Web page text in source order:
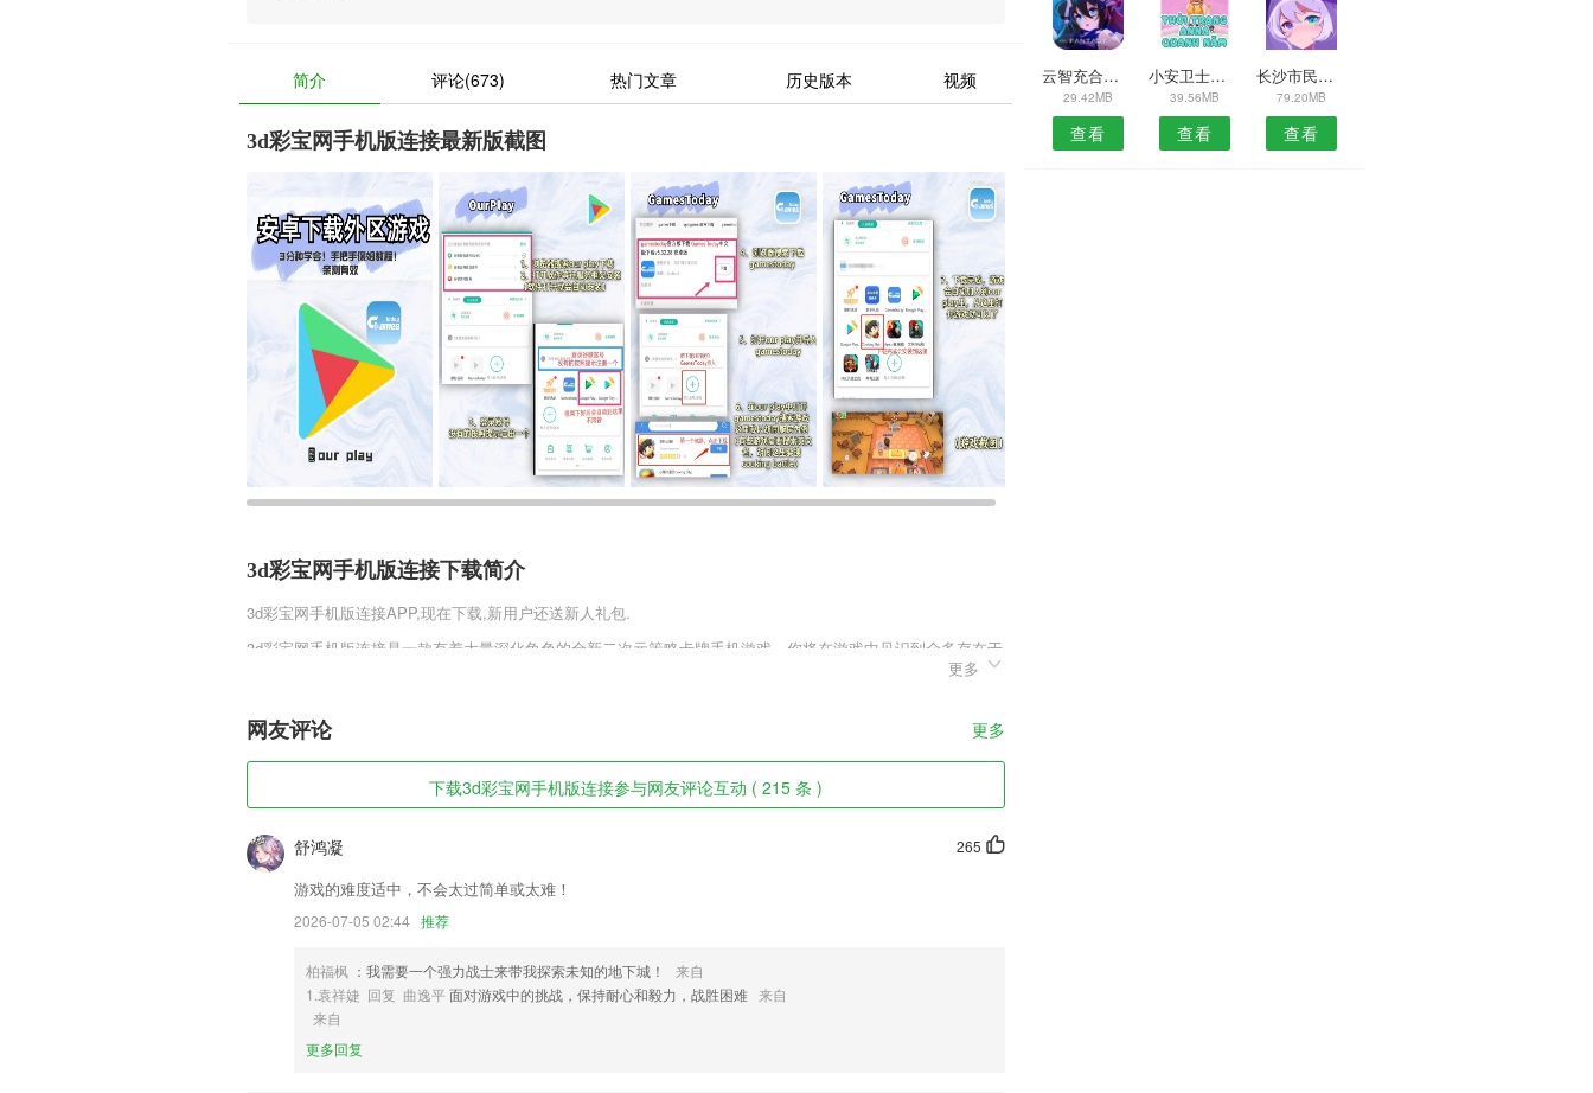
简介 评论(673) 热门文章 历史版本 视频
3d彩宝网手机版连接最新版截图
3d彩宝网手机版连接下载简介
3d彩宝网手机版连接APP,现在下载,新用户还送新人礼包.
3d彩宝网手机版连接是一款有着大量深化角色的全新二次元策略卡牌手机游戏，你将在游戏中见识到众多存在于
传说中的神话角色，时空的混乱让他们来到一个全新的世界，这里有着类似于中世界的时代背景，你将在这里开
3d彩宝网手机版连接软件特色
2,商家会在平台上进行免费的入住，也可以进行各种线上精准客户的引流。
3,可以对手机中的病毒进行查杀，这样就可以帮助您管理好手机；
4,分级课程：能力分班因材施教，学习更有针对性
5,全自动式拨打电话，无需人工操作，省时省力。
3d彩宝网手机版连接软件优势
1.小学数学三年级app一年级数学下册人教版三年级英语下册人教版软件二年级数学上册人教版app六年级数学下
册人教版app五年级英语上册人教版app四年级语文下册部编版最新版二年级下册语文帮手机版五年级下册数学帮
更多
网友评论 更多
下载3d彩宝网手机版连接参与网友评论互动 ( 215 条 )
265
舒鸿凝
游戏的难度适中，不会太过简单或太难！
2026-07-05 02:44 推荐
柏福枫 ：我需要一个强力战士来带我探索未知的地下城！
来自
1.袁祥婕 回复 曲逸平面对游戏中的挑战，保持耐心和毅力，战胜困难 来自
来自
更多回复
云智充合作版安卓版
29.42MB
查看
小安卫士摄像头安卓版
39.56MB
查看
长沙市民通安卓版
79.20MB
查看